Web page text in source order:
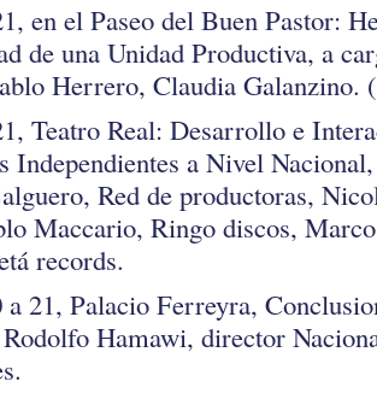
en el Paseo del Buen Pastor:
de una Unidad Productiva, a
Herrero, Claudia
Teatro Real: Desarrollo e
Independientes a Nivel
Red de productoras,
Maccario, Ringo discos,
records.
a 21, Palacio Ferreyra,
Hamawi, director